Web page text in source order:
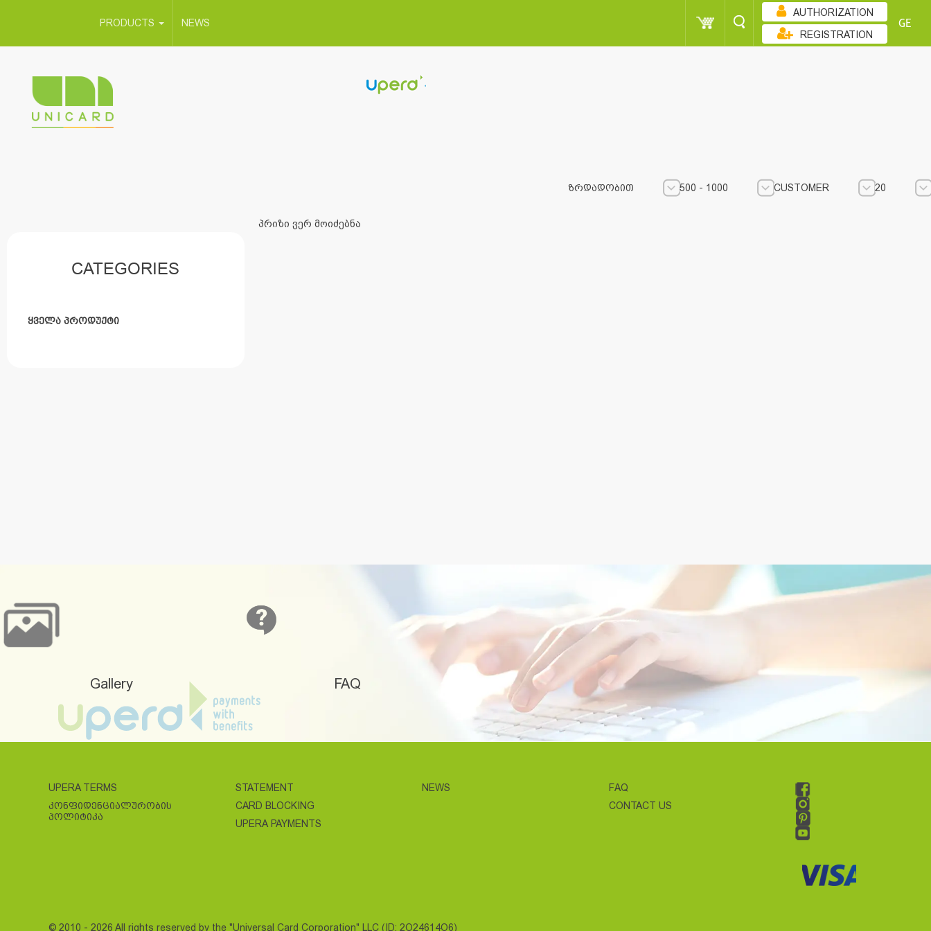
PRODUCTS NEWS
AUTHORIZATION
REGISTRATION
GE
CATEGORIES
ᲧᲕᲔᲚᲐ ᲞᲠᲝᲓᲣᲥᲢᲘ
ᲖᲠᲓᲐᲓᲝᲑᲘᲗ 500 - 1000 CUSTOMER
20
პრიზი ვერ მოიძებნა
Gallery FAQ
UPERA TERMS
ᲙᲝᲜᲤᲘᲓᲔᲜᲪᲘᲐᲚᲣᲠᲝᲑᲘᲡ
ᲞᲝᲚᲘᲢᲘᲙᲐ
STATEMENT
CARD BLOCKING
UPERA PAYMENTS
NEWS
FAQ
CONTACT US
© 2010 - 2026 All rights reserved by the "Universal Card Corporation" LLC (ID: 2O24614O6)